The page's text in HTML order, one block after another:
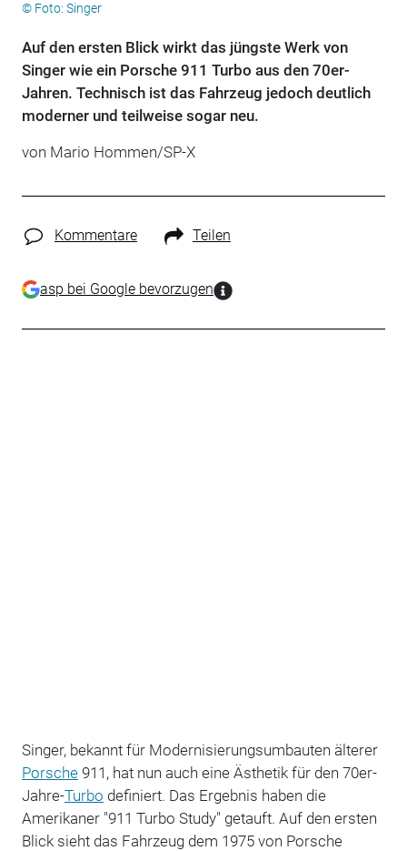
© Foto: Singer
Auf den ersten Blick wirkt das jüngste Werk von
Singer wie ein Porsche 911 Turbo aus den 70er-
Jahren. Technisch ist das Fahrzeug jedoch deutlich
moderner und teilweise sogar neu.
von Mario Hommen/SP-X
Kommentare Teilen
asp bei Google bevorzugen
Singer, bekannt für Modernisierungsumbauten älterer
Porsche911, hat nun auch eine Ästhetik für den 70er-
Jahre-Turbo definiert. Das Ergebnis haben die
Amerikaner "911 Turbo Study" getauft. Auf den ersten
Blick sieht das Fahrzeug dem 1975 von Porsche